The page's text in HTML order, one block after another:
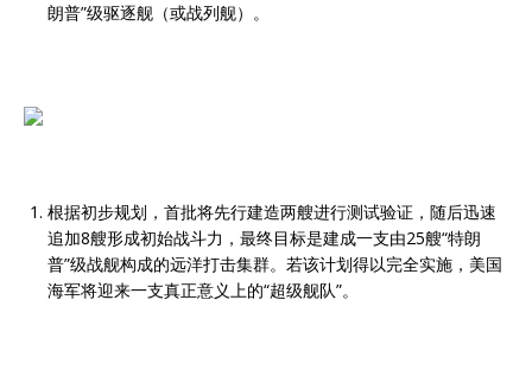
朗普”级驱逐舰（或战列舰）。
根据初步规划，首批将先行建造两艘进行测试验证，随后迅速
追加8艘形成初始战斗力，最终目标是建成一支由25艘“特朗
普”级战舰构成的远洋打击集群。若该计划得以完全实施，美国
海军将迎来一支真正意义上的“超级舰队”。